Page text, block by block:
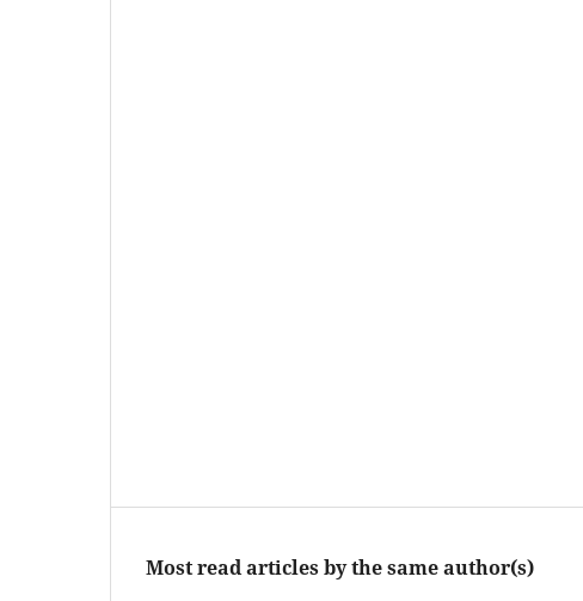
Most read articles by the same author(s)